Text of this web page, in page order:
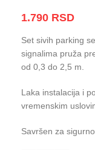
1.790 RSD
Set sivih parking
signalima pruža
od 0,3 do 2,5 m.
Laka instalacija i
vremenskim
Savršen za